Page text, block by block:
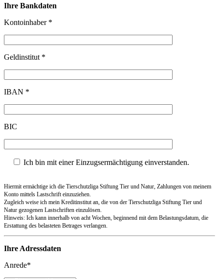
Ihre Bankdaten
Kontoinhaber *
Geldinstitut *
IBAN *
BIC
Ich bin mit einer Einzugsermächtigung einverstanden.
Hiermit ermächtige ich die Tierschutzliga Stiftung Tier und Natur, Zahlungen von meinem
Konto mittels Lastschrift einzuziehen.
Zugleich weise ich mein Kreditinstitut an, die von der Tierschutzliga Stiftung Tier und
Natur gezogenen Lastschriften einzulösen.
Hinweis: Ich kann innerhalb von acht Wochen, beginnend mit dem Belastungsdatum, die
Erstattung des belasteten Betrages verlangen.
Ihre Adressdaten
Anrede*